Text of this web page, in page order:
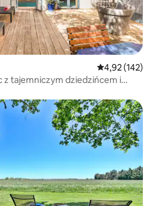
Średnia
4,92 (142)
tajemniczym dziedzińcem i